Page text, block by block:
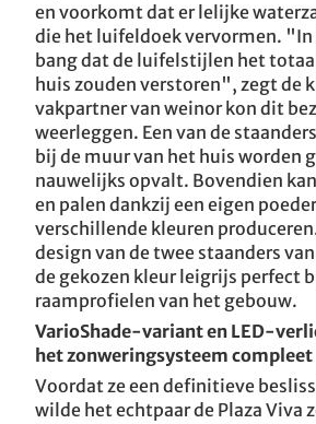
en voorkomt dat er lelijke
die het luifeldoek vervormen. "In
bang dat de luifelstijlen het
huis zouden verstoren", zegt de
vakpartner van weinor kon dit
weerleggen. Een van de
bij de muur van het huis worden
nauwelijks opvalt. Bovendien
en palen dankzij een eigen
verschillende kleuren
design van de twee staanders
de gekozen kleur leigrijs perfect
raamprofielen van het gebouw.
VarioShade-variant en LED-
het zonweringsysteem compleet
Voordat ze een definitieve
wilde het echtpaar de Plaza Viva